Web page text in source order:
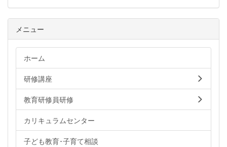
メニュー
ホーム
研修講座
教育研修員研修
カリキュラムセンター
子ども教育･子育て相談